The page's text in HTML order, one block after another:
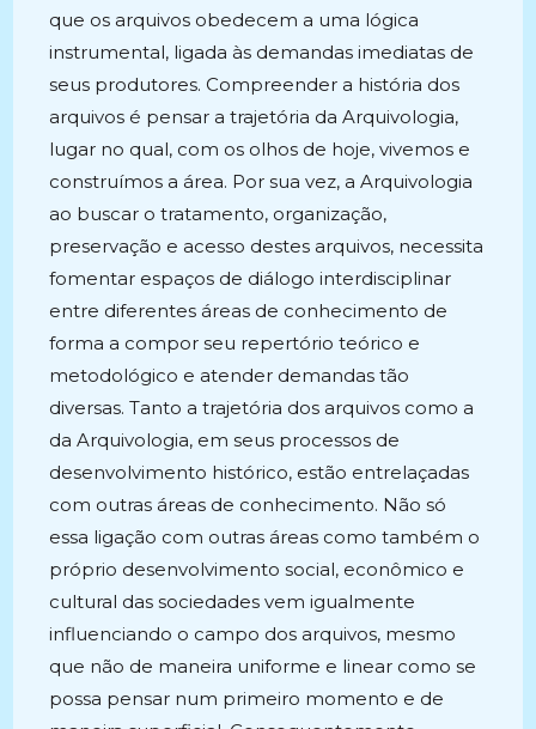
que os arquivos obedecem a uma lógica
instrumental, ligada às demandas imediatas de
seus produtores. Compreender a história dos
arquivos é pensar a trajetória da Arquivologia,
lugar no qual, com os olhos de hoje, vivemos e
construímos a área. Por sua vez, a Arquivologia
ao buscar o tratamento, organização,
preservação e acesso destes arquivos, necessita
fomentar espaços de diálogo interdisciplinar
entre diferentes áreas de conhecimento de
forma a compor seu repertório teórico e
metodológico e atender demandas tão
diversas. Tanto a trajetória dos arquivos como a
da Arquivologia, em seus processos de
desenvolvimento histórico, estão entrelaçadas
com outras áreas de conhecimento. Não só
essa ligação com outras áreas como também o
próprio desenvolvimento social, econômico e
cultural das sociedades vem igualmente
influenciando o campo dos arquivos, mesmo
que não de maneira uniforme e linear como se
possa pensar num primeiro momento e de